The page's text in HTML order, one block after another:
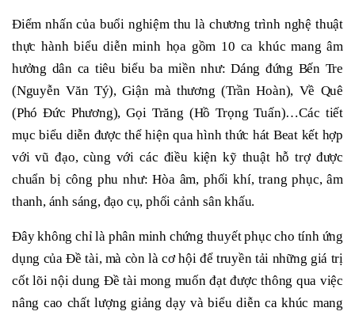
Điểm nhấn của buổi nghiệm thu là chương trình nghệ thuật
thực hành biểu diễn minh họa gồm 10 ca khúc mang âm
hưởng dân ca tiêu biểu ba miền như: Dáng đứng Bến Tre
(Nguyễn Văn Tý), Giận mà thương (Trần Hoàn), Về Quê
(Phó Đức Phương), Gọi Trăng (Hồ Trọng Tuấn)…Các tiết
mục biểu diễn được thể hiện qua hình thức hát Beat kết hợp
với vũ đạo, cùng với các điều kiện kỹ thuật hỗ trợ được
chuẩn bị công phu như: Hòa âm, phối khí, trang phục, âm
thanh, ánh sáng, đạo cụ, phối cảnh sân khấu.
Đây không chỉ là phân minh chứng thuyết phục cho tính ứng
dụng của Đề tài, mà còn là cơ hội để truyền tải những giá trị
cốt lõi nội dung Đề tài mong muốn đạt được thông qua việc
nâng cao chất lượng giảng dạy và biểu diễn ca khúc mang